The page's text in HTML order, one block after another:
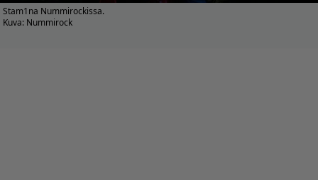
Stam1na Nummirockissa.
Kuva: Nummirock